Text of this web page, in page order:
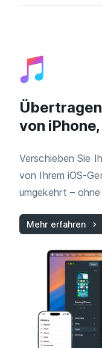
von
Verschieben Sie
von Ihrem iOS-
umgekehrt –
Mehr erfahren